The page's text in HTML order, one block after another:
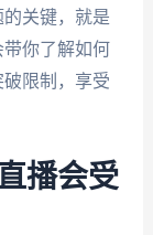
关键，就是
你了解如何
限制，享受
播会受